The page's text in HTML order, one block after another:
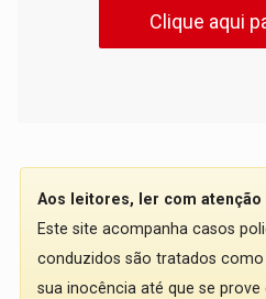
Clique aqui
Aos leitores, ler com atenção
Este site acompanha casos
conduzidos são tratados
sua inocência até que se